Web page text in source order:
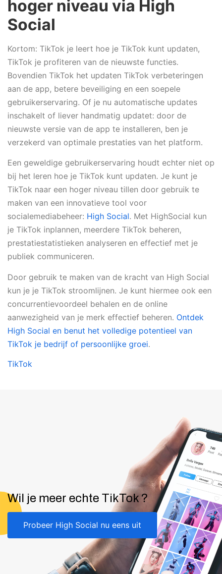
hoger niveau via High
Social
Kortom: TikTok je leert hoe je TikTok kunt updaten,
TikTok je profiteren van de nieuwste functies.
Bovendien TikTok het updaten TikTok verbeteringen
aan de app, betere beveiliging en een soepele
gebruikerservaring. Of je nu automatische updates
inschakelt of liever handmatig updatet: door de
nieuwste versie van de app te installeren, ben je
verzekerd van optimale prestaties van het platform.
Een geweldige gebruikerservaring houdt echter niet op
bij het leren hoe je TikTok kunt updaten. Je kunt je
TikTok naar een hoger niveau tillen door gebruik te
maken van een innovatieve tool voor
socialemediabeheer: High Social. Met HighSocial kun
je TikTok inplannen, meerdere TikTok beheren,
prestatiestatistieken analyseren en effectief met je
publiek communiceren.
Door gebruik te maken van de kracht van High Social
kun je je TikTok stroomlijnen. Je kunt hiermee ook een
concurrentievoordeel behalen en de online
aanwezigheid van je merk effectief beheren. Ontdek
High Social en benut het volledige potentieel van
TikTok je bedrijf of persoonlijke groei.
TikTok
Wil je meer echte TikTok ?
Probeer High Social nu eens uit